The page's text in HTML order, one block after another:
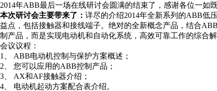
2014年ABB最后一场在线研讨会圆满的结束了，感谢各位一如
本次研讨会主要带来了： 详尽的介绍2014年全新系列的ABB低
益点，包括接触器和接线端子。绝对的全新概念产品，结合
制产品，而是实现电动机和自动化系统，高效可靠工作的综合
会议议程：
1、 ABB电动机控制与保护方案概述；
2、 您可以应用的ABB控制产品；
3、 AX和AF接触器介绍；
4、 电动机起动方案配合表介绍。